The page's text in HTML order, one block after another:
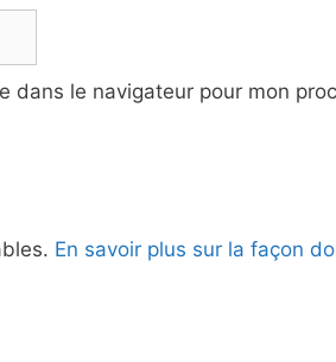
dans le navigateur pour mon
En savoir plus sur la façon